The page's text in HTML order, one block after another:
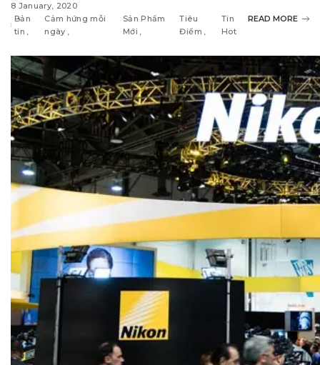
8 January, 2020
Bản
tin
Cảm hứng mỗi
ngày
Sản Phẩm
Mới
Tiêu
Điểm
Tin
Hot
READ MORE